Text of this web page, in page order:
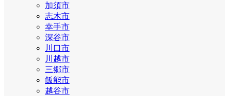
加須市
志木市
幸手市
深谷市
川口市
川越市
三郷市
飯能市
越谷市